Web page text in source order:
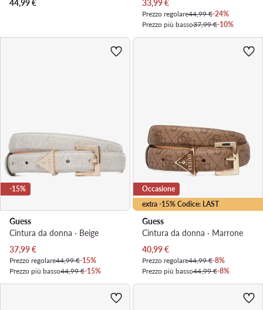
44,99€
Prezzo attuale
33,99€
Prezzo regolare44,99 €-24%
Prezzo più basso37,99 €-10%
-15%
Guess
Cintura da donna · Beige
Prezzo attuale
37,99€
Prezzo regolare44,99 €-15%
Prezzo più basso44,99 €-15%
extra -15% Codice: LAST
Occasione
Guess
Cintura da donna · Marrone
Prezzo attuale
40,99€
Prezzo regolare44,99 €-8%
Prezzo più basso44,99 €-8%